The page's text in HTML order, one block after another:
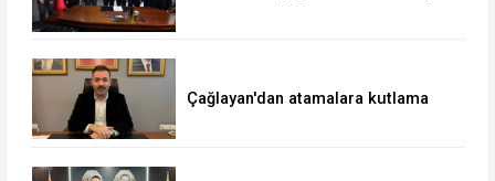
Çağlayan'dan atamalara kutlama